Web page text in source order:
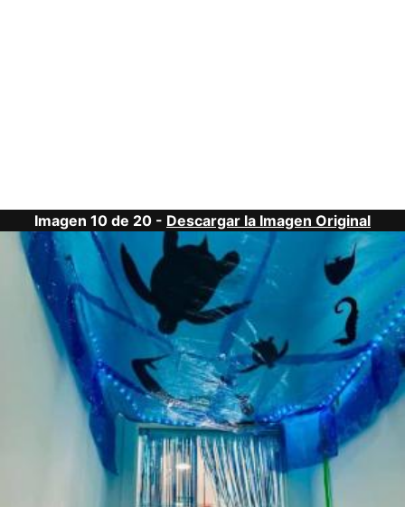
Imagen 10 de 20 - Descargar la Imagen Original